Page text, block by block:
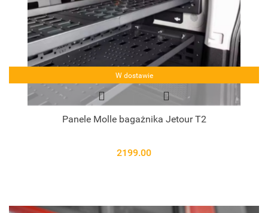
W dostawie
Panele Molle bagażnika Jetour T2
2199.00